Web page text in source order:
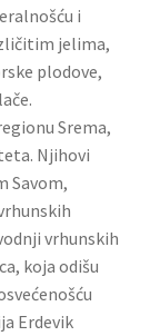
i
jelima,
plodove,
Srema,
Njihovi
Savom,
vrhunskih
koja odišu
Erdevik